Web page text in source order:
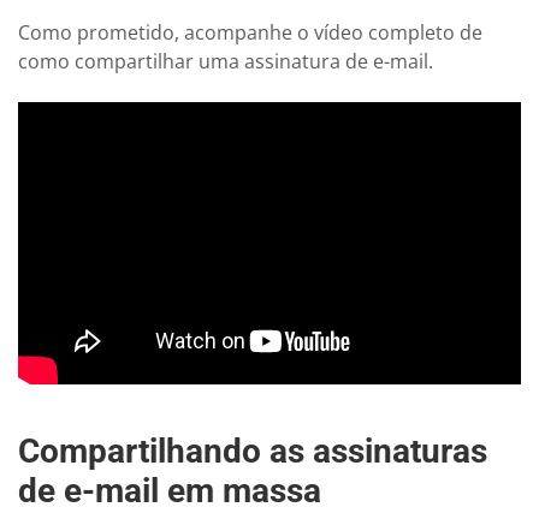
Como prometido, acompanhe o vídeo completo de
como compartilhar uma assinatura de e-mail.
Compartilhando as assinaturas
de e-mail em massa